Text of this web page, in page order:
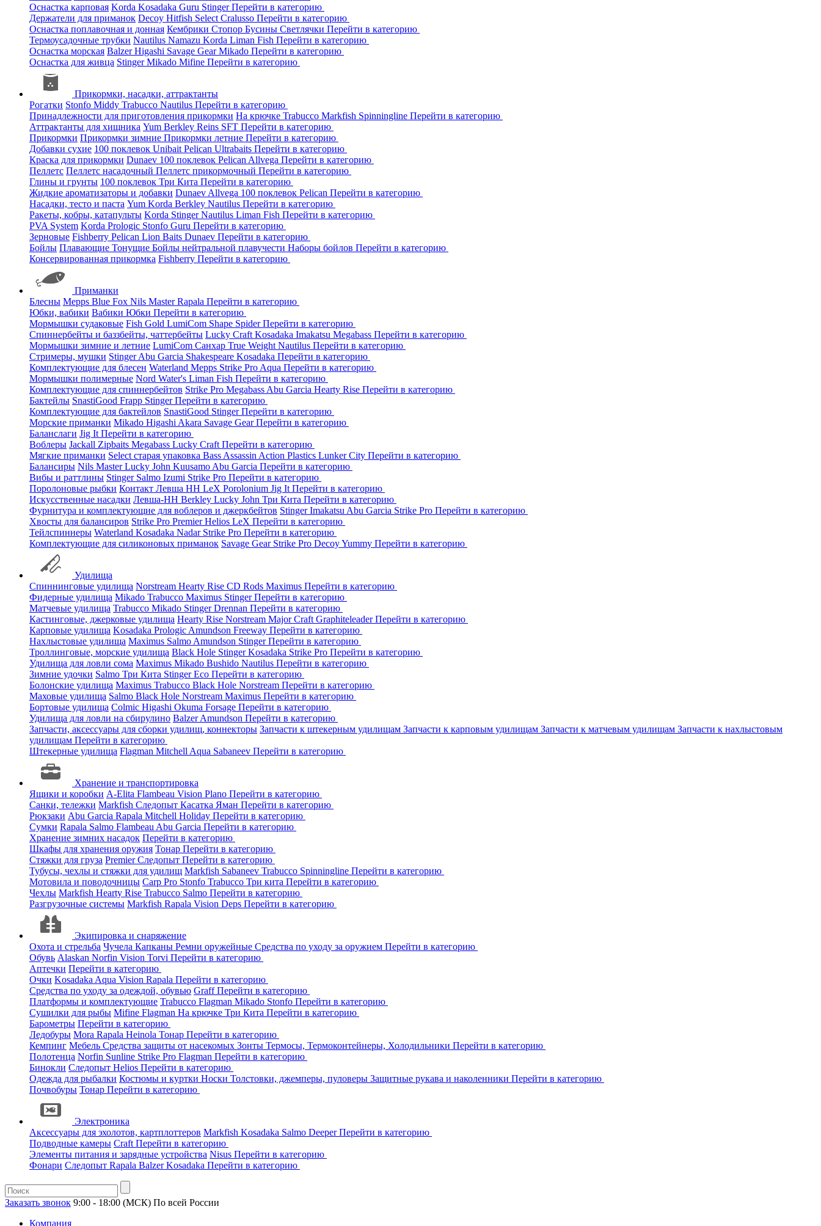
Оснастка карповая Korda Kosadaka Guru StingerПерейти в категорию
Держатели для приманок Decoy Hitfish Select Cralusso Перейти в категорию
Оснастка поплавочная и донная Кембрики Стопор Бусины Светлячки Перейти в категорию
Термоусадочные трубки Nautilus Namazu Korda Liman Fish Перейти в категорию
Оснастка морская BalzerHigashi Savage GearMikado Перейти в категорию
Оснастка для живца StingerMikado Mifine Перейти в категорию
Прикормки, насадки, аттрактанты
Рогатки Stonfo Middy Trabucco Nautilus Перейти в категорию
Принадлежности для приготовления прикормки На крючке Trabucco Markfish Spinningline Перейти в категорию
Аттрактанты для хищника Yum Berkley Reins SFT Перейти в категорию
Прикормки Прикормки зимние Прикормки летние Перейти в категорию
Добавки сухие 100 поклевок Unibait Pelican Ultrabaits Перейти в категорию
Краска для прикормки Dunaev 100 поклевок Pelican Allvega Перейти в категорию
Пеллетс Пеллетс насадочный Пеллетс прикормочный Перейти в категорию
Глины и грунты 100 поклевок Три Кита Перейти в категорию
Жидкие ароматизаторы и добавки Dunaev Allvega 100 поклевок Pelican Перейти в категорию
Насадки, тесто и паста Yum Korda Berkley Nautilus Перейти в категорию
Ракеты, кобры, катапульты Korda StingerNautilus Liman Fish Перейти в категорию
PVA System Korda Prologic Stonfo Guru Перейти в категорию
Зерновые Fishberry Pelican Lion Baits Dunaev Перейти в категорию
Бойлы Плавающие Тонущие Бойлы нейтральной плавучести Наборы бойлов Перейти в категорию
Консервированная прикормка Fishberry Перейти в категорию
Приманки
Блесны Mepps Blue Fox Nils MasterRapala Перейти в категорию
Юбки, вабики Вабики Юбки Перейти в категорию
Мормышки судаковые Fish Gold LumiCom Shape SpiderПерейти в категорию
Спиннербейты и баззбейты, чаттербейты Lucky Craft Kosadaka Imakatsu Megabass Перейти в категорию
Мормышки зимние и летние LumiCom Санхар True Weight Nautilus Перейти в категорию
Стримеры, мушки StingerAbu Garcia Shakespeare Kosadaka Перейти в категорию
Комплектующие для блесен Waterland Mepps Strike Pro Aqua Перейти в категорию
Мормышки полимерные Nord Water's Liman Fish Перейти в категорию
Комплектующие для спиннербейтов Strike Pro Megabass Abu Garcia Hearty Rise Перейти в категорию
Бактейлы SnastiGood Frapp StingerПерейти в категорию
Комплектующие для бактейлов SnastiGood StingerПерейти в категорию
Морские приманки Mikado Higashi Akara Savage GearПерейти в категорию
Баланслаги Jig It Перейти в категорию
Воблеры Jackall Zipbaits Megabass Lucky Craft Перейти в категорию
Мягкие приманки Select старая упаковка Bass Assassin Action Plastics Lunker City Перейти в категорию
Балансиры Nils MasterLucky John Kuusamo Abu Garcia Перейти в категорию
Вибы и раттлины Stinger Salmo Izumi Strike Pro Перейти в категорию
Поролоновые рыбки Контакт Левша НН LeX Porolonium Jig It Перейти в категорию
Искусственные насадки Левша-НН Berkley Lucky John Три Кита Перейти в категорию
Фурнитура и комплектующие для воблеров и джеркбейтов StingerImakatsu Abu Garcia Strike Pro Перейти в категорию
Хвосты для балансиров Strike Pro PremierHelios LeX Перейти в категорию
Тейлспиннеры Waterland Kosadaka Nadar Strike Pro Перейти в категорию
Комплектующие для силиконовых приманок Savage Gear Strike Pro DecoyYummy Перейти в категорию
Удилища
Спиннинговые удилища Norstream Hearty Rise CD Rods Maximus Перейти в категорию
Фидерные удилища Mikado Trabucco Maximus StingerПерейти в категорию
Матчевые удилища Trabucco Mikado StingerDrennan Перейти в категорию
Кастинговые, джерковые удилища Hearty Rise Norstream Major Craft GraphiteleaderПерейти в категорию
Карповые удилища Kosadaka Prologic Amundson Freeway Перейти в категорию
Нахлыстовые удилища Maximus Salmo Amundson StingerПерейти в категорию
Троллинговые, морские удилища Black Hole StingerKosadaka Strike Pro Перейти в категорию
Удилища для ловли сома Maximus Mikado Bushido Nautilus Перейти в категорию
Зимние удочки Salmo Три Кита StingerEco Перейти в категорию
Болонские удилища Maximus Trabucco Black Hole Norstream Перейти в категорию
Маховые удилища Salmo Black Hole Norstream Maximus Перейти в категорию
Бортовые удилища Colmic Higashi Okuma Forsage Перейти в категорию
Удилища для ловли на сбирулино BalzerAmundson Перейти в категорию
Запчасти, аксессуары для сборки удилищ, коннекторы Запчасти к штекерным удилищам Запчасти к карповым удилищам Запчасти к матчевым удилищам Запчасти к нахлыстовым
удилищам Перейти в категорию
Штекерные удилища Flagman Mitchell Aqua Sabaneev Перейти в категорию
Хранение и транспортировка
Ящики и коробки A-Elita Flambeau Vision Plano Перейти в категорию
Санки, тележки Markfish Следопыт Касатка Яман Перейти в категорию
Рюкзаки Abu Garcia Rapala Mitchell Holiday Перейти в категорию
Сумки Rapala Salmo Flambeau Abu Garcia Перейти в категорию
Хранение зимних насадок Перейти в категорию
Шкафы для хранения оружия Тонар Перейти в категорию
Стяжки для груза PremierСледопыт Перейти в категорию
Тубусы, чехлы и стяжки для удилищ Markfish Sabaneev Trabucco Spinningline Перейти в категорию
Мотовила и поводочницы Carp Pro Stonfo Trabucco Три кита Перейти в категорию
Чехлы Markfish Hearty Rise Trabucco Salmo Перейти в категорию
Разгрузочные системы Markfish Rapala Vision Deps Перейти в категорию
Экипировка и снаряжение
Охота и стрельба Чучела Капканы Ремни оружейные Средства по уходу за оружием Перейти в категорию
Обувь Alaskan Norfin Vision Torvi Перейти в категорию
Аптечки Перейти в категорию
Очки Kosadaka Aqua Vision Rapala Перейти в категорию
Средства по уходу за одеждой, обувью GraffПерейти в категорию
Платформы и комплектующие Trabucco Flagman Mikado Stonfo Перейти в категорию
Сушилки для рыбы Mifine Flagman На крючке Три Кита Перейти в категорию
Барометры Перейти в категорию
Ледобуры Mora Rapala Heinola Тонар Перейти в категорию
Кемпинг Мебель Средства защиты от насекомых Зонты Термосы, Термоконтейнеры, Холодильники Перейти в категорию
Полотенца Norfin Sunline Strike Pro Flagman Перейти в категорию
Бинокли Следопыт Helios Перейти в категорию
Одежда для рыбалки Костюмы и куртки Носки Толстовки, джемперы, пуловеры Защитные рукава и наколенники Перейти в категорию
Почвобуры Тонар Перейти в категорию
Электроника
Аксессуары для эхолотов, картплоттеров Markfish Kosadaka Salmo DeeperПерейти в категорию
Подводные камеры Craft Перейти в категорию
Элементы питания и зарядные устройства Nisus Перейти в категорию
Фонари Следопыт Rapala BalzerKosadaka Перейти в категорию
Заказать звонок 9:00 - 18:00 (МСК) По всей России
Компания